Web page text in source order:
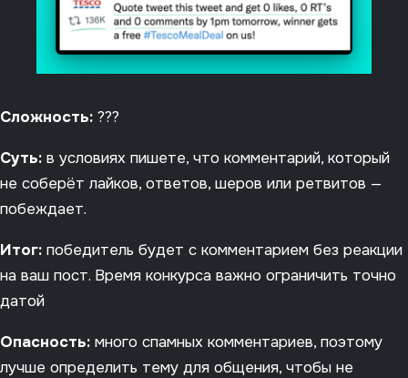
Сложность: ???
Суть: в условиях пишете, что комментарий, который
не соберёт лайков, ответов, шеров или ретвитов —
побеждает.
Итог: победитель будет с комментарием без реакции
на ваш пост. Время конкурса важно ограничить точно
датой
Опасность: много спамных комментариев, поэтому
лучше определить тему для общения, чтобы не